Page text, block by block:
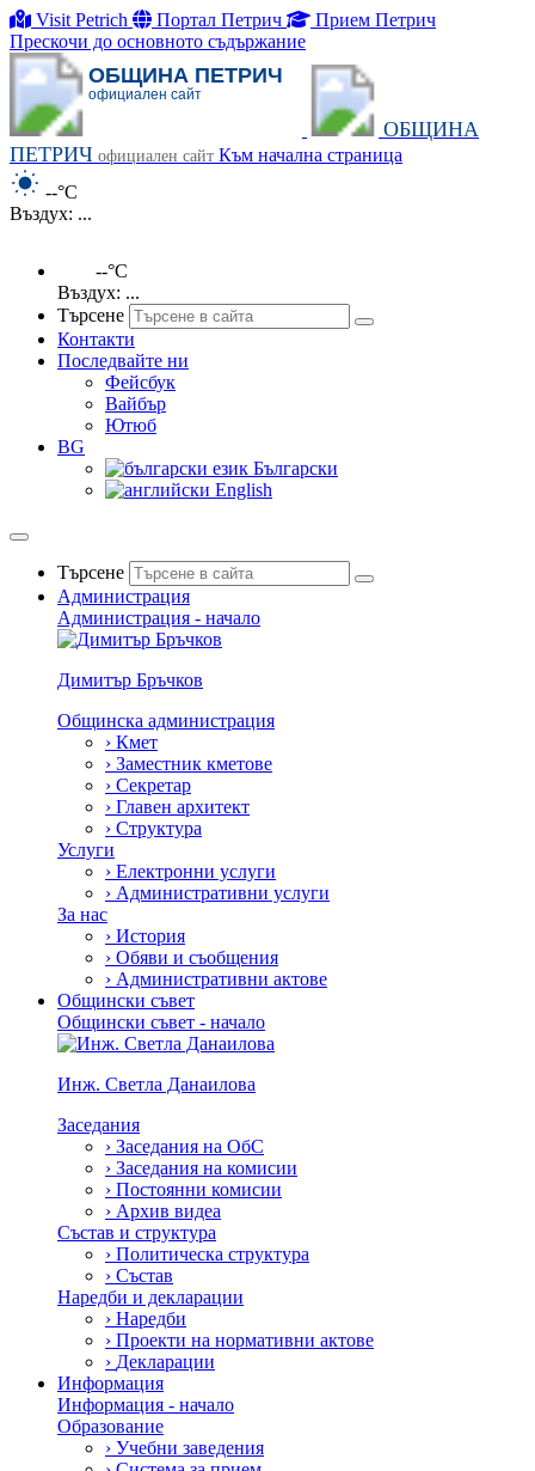
Visit Petrich Портал Петрич
Прием Петрич
Прескочи до основното съдържание
ОБЩИНА ПЕТРИЧ
официален сайт
ОБЩИНА
ПЕТРИЧ официален сайт Към начална страница
--°C
Въздух: ...
--°C
Въздух: ...
Търсене
Контакти
Последвайте ни
Фейсбук
Вайбър
Ютюб
BG
Български
English
Търсене
Администрация
Администрация - начало
Димитър Бръчков
Общинска администрация
› Кмет
› Заместник кметове
› Секретар
› Главен архитект
› Структура
Услуги
› Електронни услуги
› Административни услуги
За нас
› История
› Обяви и съобщения
› Административни актове
Общински съвет
Общински съвет - начало
Инж. Светла Данаилова
Заседания
› Заседания на ОбС
› Заседания на комисии
› Постоянни комисии
› Архив видеа
Състав и структура
› Политическа структура
› Състав
Наредби и декларации
› Наредби
› Проекти на нормативни актове
› Декларации
Информация
Информация - начало
Образование
› Учебни заведения